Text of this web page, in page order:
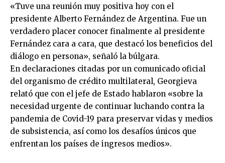
«Tuve una reunión muy positiva hoy con el
presidente Alberto Fernández de Argentina. Fue un
verdadero placer conocer finalmente al presidente
Fernández cara a cara, que destacó los beneficios del
diálogo en persona», señaló la búlgara.
En declaraciones citadas por un comunicado oficial
del organismo de crédito multilateral, Georgieva
relató que con el jefe de Estado hablaron «sobre la
necesidad urgente de continuar luchando contra la
pandemia de Covid-19 para preservar vidas y medios
de subsistencia, así como los desafíos únicos que
enfrentan los países de ingresos medios».